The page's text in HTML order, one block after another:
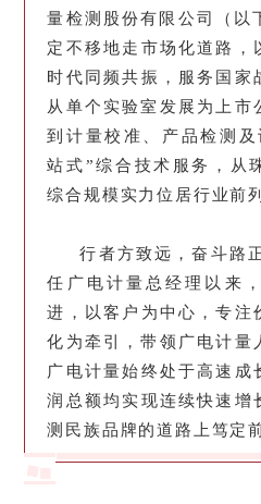
量检测股份有限公司（以
定不移地走市场化道路，
时代同频共振，服务国家
从 单个实验室发展为上市
到计量校准、产品检测
站式”综合技术服务，从
综合规模实力位居行业前
行者方致远，奋斗路
任广电计量总经理以来
进，以客户为中心，专注
化为牵引，带领广电计量
广电计量始终处于高速成
润总额均 实现连续快速增
测 民族品牌的道路上笃定